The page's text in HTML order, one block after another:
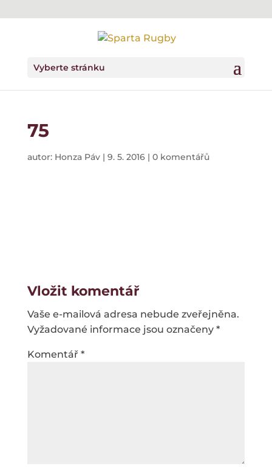
Vyberte stránku
75
autor: Honza Páv| 9. 5. 2016| 0 komentářů
Vložit komentář
Vaše e-mailová adresa nebude zveřejněna.
Vyžadované informace jsou označeny *
Komentář *